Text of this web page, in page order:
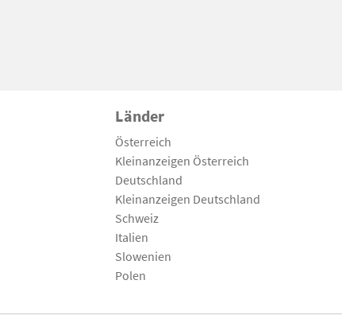
Länder
Österreich
Kleinanzeigen Österreich
Deutschland
Kleinanzeigen Deutschland
Schweiz
Italien
Slowenien
Polen